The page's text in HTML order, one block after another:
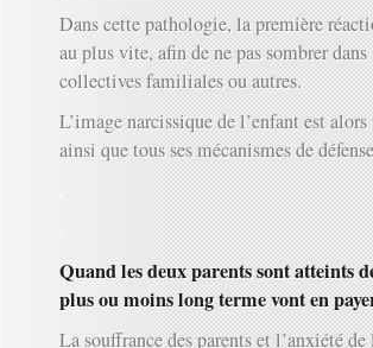
Dans cette pathologie, la première
au plus vite, afin de ne pas sombrer
collectives familiales ou autres.
L’image narcissique de l’enfant est
ainsi que tous ses mécanismes de
Quand les deux parents sont atteints
plus ou moins long terme vont en
La souffrance des parents et l’anxiété